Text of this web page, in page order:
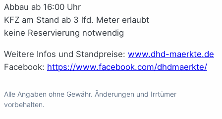
Abbau ab 16:00 Uhr
KFZ am Stand ab 3 lfd. Meter erlaubt
keine Reservierung notwendig
Weitere Infos und Standpreise: www.dhd-maerkte.de
Facebook: https://www.facebook.com/dhdmaerkte/
Alle Angaben ohne Gewähr. Änderungen und Irrtümer
vorbehalten.